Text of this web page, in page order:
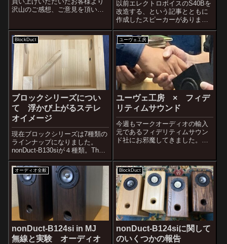
沢山のご感想、ご意見を頂いて
っと聴いています。この小ささ
でこれほどきれいに聴こえると
は想像以上でした。ホームペー
ジの記事で試行錯...
以前エレクトロボイスのS40Bを
改造する、という記事とともに
作成したスピーカーがありま
す。横置きにした状態ですが、
これです。これはブロックシリ
ーズとは正反対を目指し、キャ
ビネットを鳴らす前提で設計し
た実験的挑戦機でした。非常に
うまく狙い通り...
BlockDuct
ブロックシリーズについ
て 浮かび上がるステレ
オイメージ
現在ブロックシリーズは7種類の
ラインナップになりました。
nonDuct-B130siが４種類。The
Block BeechとThe Block Ashの
２種類にMAOP版２種類。
nonDuct-B124siが２種類。The
Block A...
ユーヴェ工房
ユーヴェ工房 × フィデ
リティムサウンド
今週もマークオーディオの輸入
元であるフィデリティムサウン
ド社にお邪魔してきました。今
現在のユーヴェ工房のフラッグ
シップモデルのnonDuct-B124si
について、フィデリティムサウ
ン...
オーディオ全般
nonDuct-B124si in MJ
無線と実験 オーディオ
BlockDuct
nonDuct-B124siに関して
のいくつかの報告